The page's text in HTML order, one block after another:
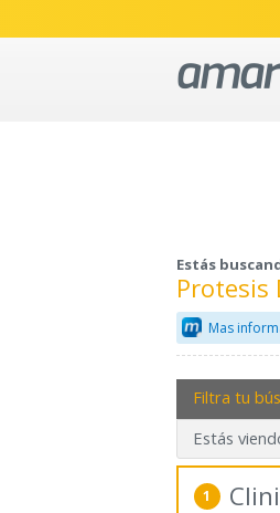
Estás
Protesis
Mas
Filtra tu
Estás
1